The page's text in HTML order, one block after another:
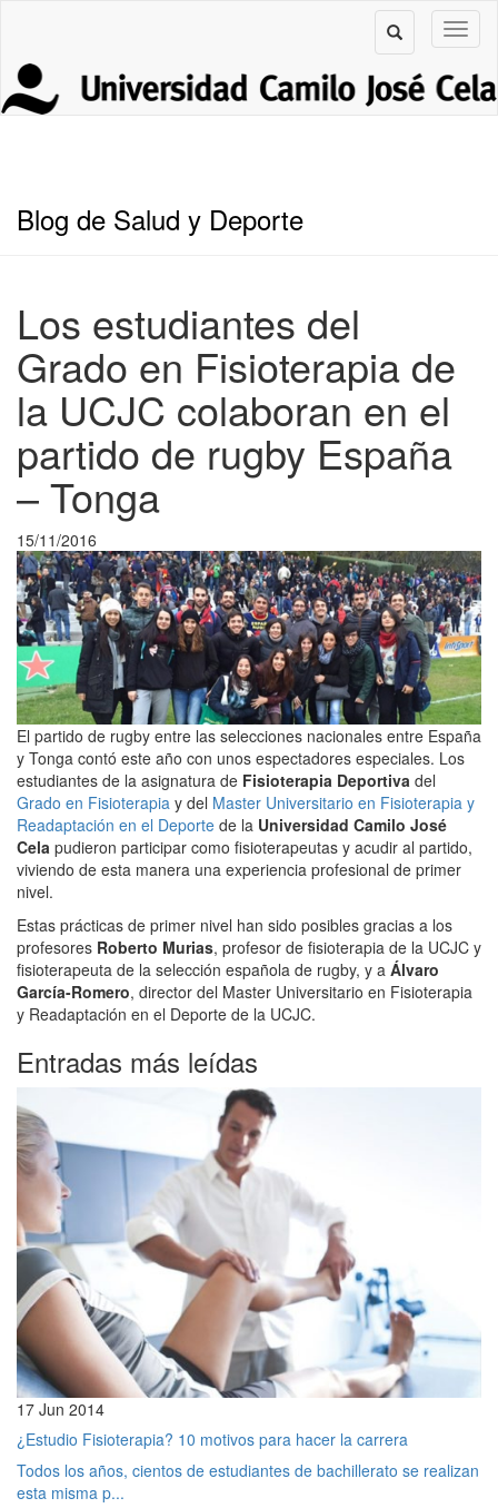
Blog de Salud y Deporte
Los estudiantes del
Grado en Fisioterapia de
la UCJC colaboran en el
partido de rugby España
– Tonga
15/11/2016
El partido de rugby entre las selecciones nacionales entre España
y Tonga contó este año con unos espectadores especiales. Los
estudiantes de la asignatura de Fisioterapia Deportiva del
Grado en Fisioterapia y del Master Universitario en Fisioterapia y
Readaptación en el Deporte de la Universidad Camilo José
Cela pudieron participar como fisioterapeutas y acudir al partido,
viviendo de esta manera una experiencia profesional de primer
nivel.
Estas prácticas de primer nivel han sido posibles gracias a los
profesores Roberto Murias, profesor de fisioterapia de la UCJC y
fisioterapeuta de la selección española de rugby, y a Álvaro
García-Romero, director del Master Universitario en Fisioterapia
y Readaptación en el Deporte de la UCJC.
Entradas más leídas
17 Jun 2014
¿Estudio Fisioterapia? 10 motivos para hacer la carrera
Todos los años, cientos de estudiantes de bachillerato se realizan
esta misma p...